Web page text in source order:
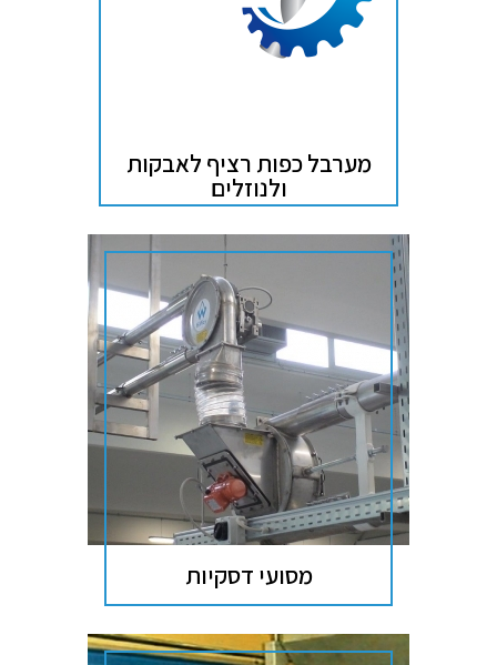
מערבל כפות רציף לאבקות
ולנוזלים
מסועי דסקיות